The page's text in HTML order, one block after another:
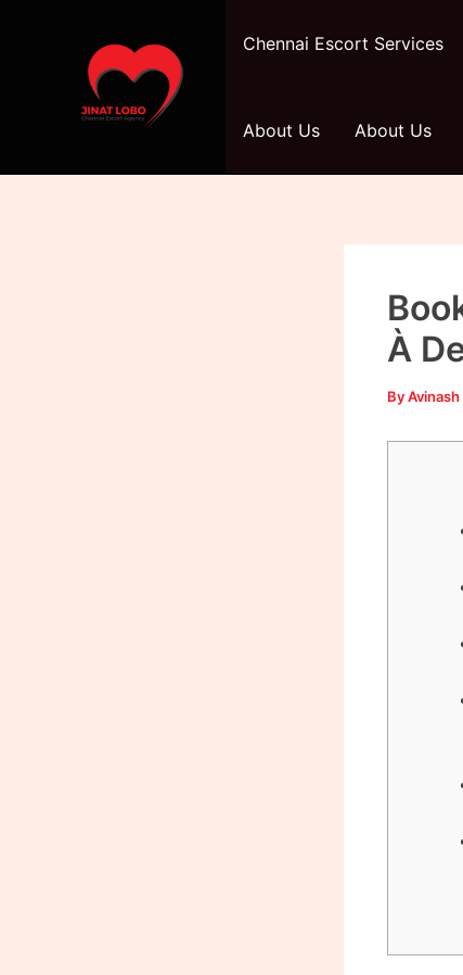
Chennai Escort Services
About Us About Us
À
By
navigation